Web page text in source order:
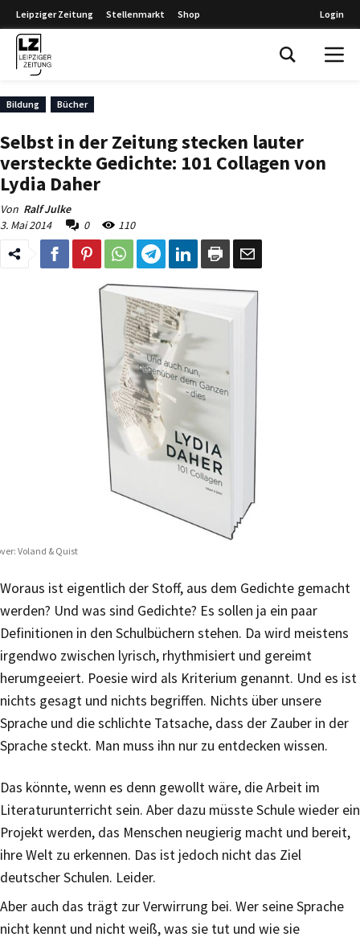
Leipziger Zeitung Stellenmarkt Shop Login
Bildung Bücher
Selbst in der Zeitung stecken lauter
versteckte Gedichte: 101 Collagen von
Lydia Daher
Von Ralf Julke
3. Mai 2014
0 110
Voland & Quist
Woraus ist eigentlich der Stoff, aus dem Gedichte gemacht
werden? Und was sind Gedichte? Es sollen ja ein paar
Definitionen in den Schulbüchern stehen. Da wird meistens
irgendwo zwischen lyrisch, rhythmisiert und gereimt
herumgeeiert. Poesie wird als Kriterium genannt. Und es ist
nichts gesagt und nichts begriffen. Nichts über unsere
Sprache und die schlichte Tatsache, dass der Zauber in der
Sprache steckt. Man muss ihn nur zu entdecken wissen.
Das könnte, wenn es denn gewollt wäre, die Arbeit im
Literaturunterricht sein. Aber dazu müsste Schule wieder ein
Projekt werden, das Menschen neugierig macht und bereit,
ihre Welt zu erkennen. Das ist jedoch nicht das Ziel
deutscher Schulen. Leider.
Aber auch das trägt zur Verwirrung bei. Wer seine Sprache
nicht kennt und nicht weiß, was sie tut und wie sie